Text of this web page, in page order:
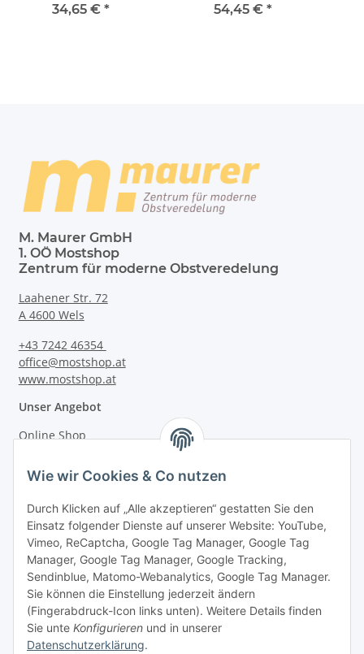
34,65 € *
54,45 € *
M. Maurer GmbH
1. OÖ Mostshop
Zentrum für moderne Obstveredelung
Laahener Str. 72
A 4600 Wels
+43 7242 46354
office@mostshop.at
www.mostshop.at
Unser Angebot
Online Shop
Informationen
Gesetzliche Informationen
Wie wir Cookies & Co nutzen
Durch Klicken auf „Alle akzeptieren“ gestatten Sie den
Einsatz folgender Dienste auf unserer Website: YouTube,
Vimeo, ReCaptcha, Google Tag Manager, Google Tag
Manager, Google Tag Manager, Google Tracking,
Sendinblue, Matomo-Webanalytics, Google Tag Manager.
Sie können die Einstellung jederzeit ändern
(Fingerabdruck-Icon links unten). Weitere Details finden
Sie unte Konfigurieren und in unserer
Datenschutzerklärung.